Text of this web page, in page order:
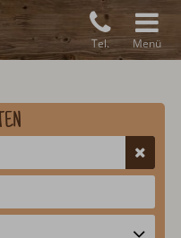
Tel. Menü